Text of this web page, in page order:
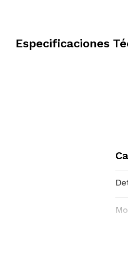
Especificaciones